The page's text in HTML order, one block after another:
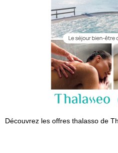
Découvrez les offres thalasso de